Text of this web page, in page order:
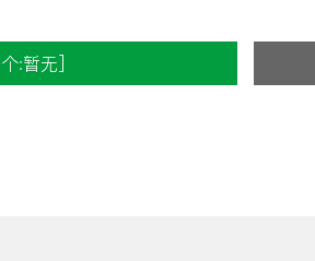
:暂无]